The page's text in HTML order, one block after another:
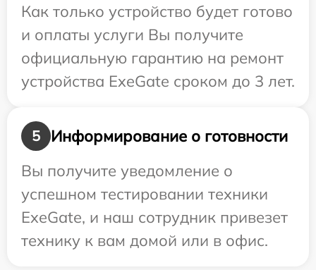
Как только устройство будет готово
и оплаты услуги Вы получите
официальную гарантию на ремонт
устройства ExeGate сроком до 3 лет.
5
Информирование о готовности
Вы получите уведомление о
успешном тестировании техники
ExeGate, и наш сотрудник привезет
технику к вам домой или в офис.